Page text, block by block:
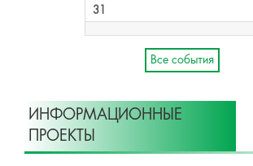
31
Все события
ИНФОРМАЦИОННЫЕ
ПРОЕКТЫ